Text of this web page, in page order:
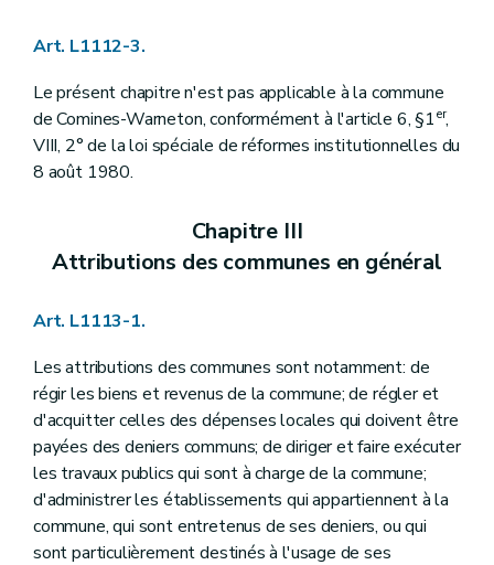
Des secrétariats des membres du collège communal
Art.L1123-31
Section9
Du congé à l'occasion de la naissance ou de l'adoption d'un enfant
Art.1123-32
Chapitre IV
Section première
Art. L1124-2
Art. L1124-3
Art. L1124-4
Art. L1124-9
Art. L1124-10
Art. L1124-11
Art. L1124-12
Art. L1124-13
Art. L1124-14
Art. L1124-15
Art. L1124-16
Art. L1124-17
Art. L1112-3.
Le présent chapitre n'est pas applicable à la commune
de Comines-Warneton, conformément à l'article 6, §1er,
VIII, 2° de la loi spéciale de réformes institutionnelles du
8 août 1980.
Chapitre III
Attributions des communes en général
Art. L1113-1.
Les attributions des communes sont notamment: de
régir les biens et revenus de la commune; de régler et
d'acquitter celles des dépenses locales qui doivent être
payées des deniers communs; de diriger et faire exécuter
les travaux publics qui sont à charge de la commune;
d'administrer les établissements qui appartiennent à la
commune, qui sont entretenus de ses deniers, ou qui
sont particulièrement destinés à l'usage de ses